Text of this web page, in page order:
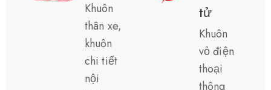
Khuôn
thân xe,
khuôn
chi tiết
nội
tử
Khuôn
vỏ điện
thoại
thông